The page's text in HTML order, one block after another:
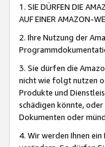
1. SIE DÜRFEN DIE
AUF EINER AMAZON-
2. Ihre Nutzung der
3. Sie dürfen die
nicht wie folgt nutzen
Produkte und
schädigen könnte, oder
Dokumenten oder
4. Wir werden Ihnen